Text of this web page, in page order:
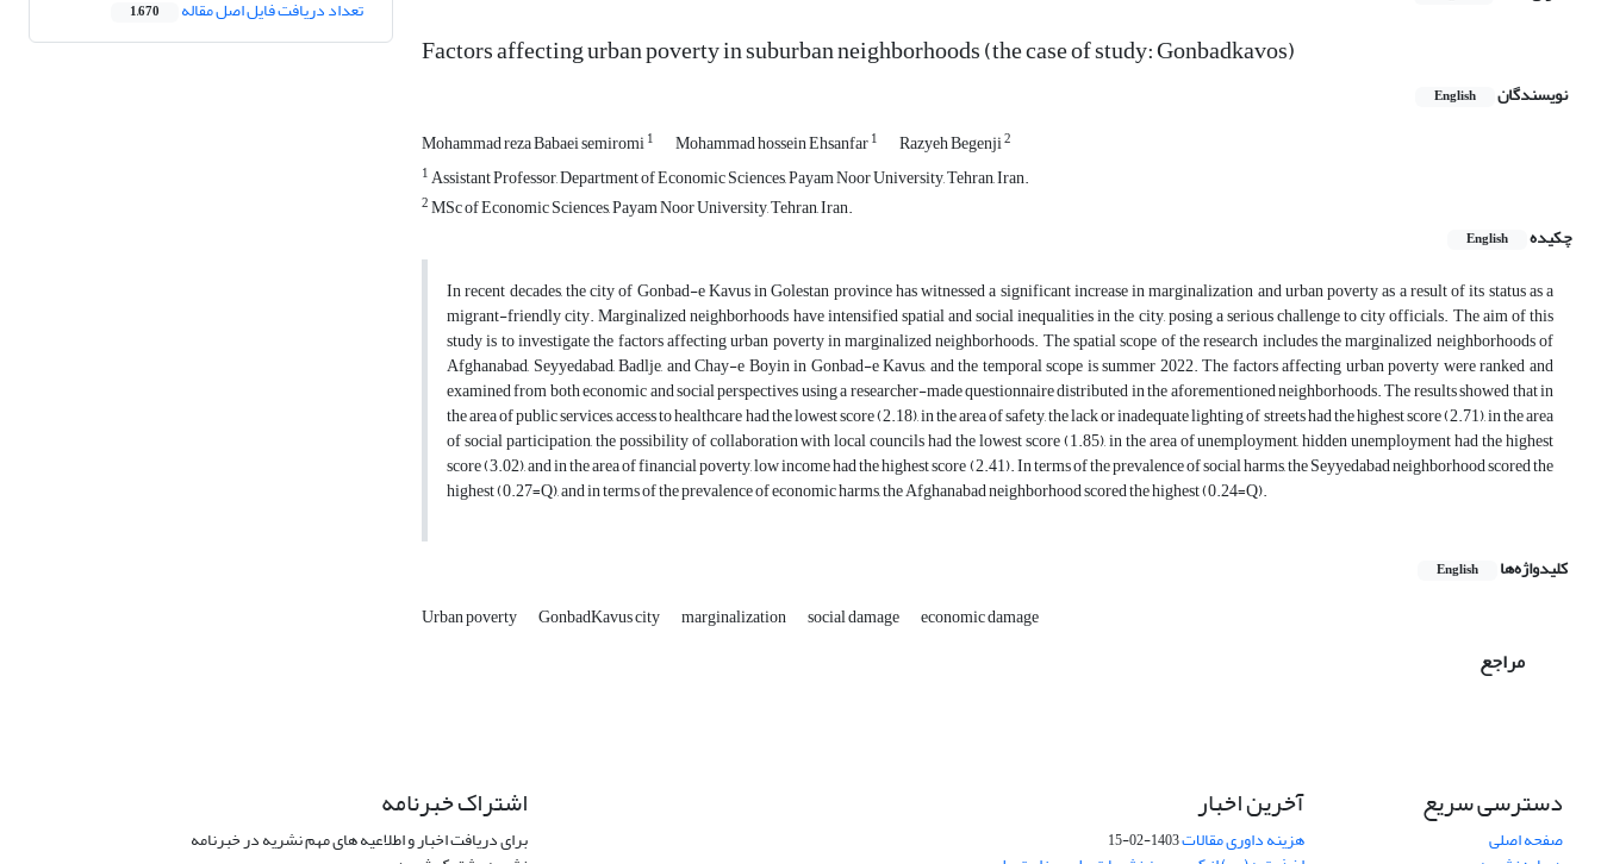
Factors affecting urban poverty in suburban neighborhoods (the case of study: Gonbadkavos)
نویسندگان English
Mohammad reza Babaei semiromi1 Mohammad hossein Ehsanfar1 Razyeh Begenji2
1Assistant Professor, Department of Economic Sciences, Payam Noor University, Tehran, Iran.
2MSc of Economic Sciences, Payam Noor University, Tehran, Iran.
چکیده
English
In recent decades, the city of Gonbad-e Kavus in Golestan province has witnessed a significant increase in marginalization and urban poverty as a result of its status as a
migrant-friendly city. Marginalized neighborhoods have intensified spatial and social inequalities in the city, posing a serious challenge to city officials. The aim of this
study is to investigate the factors affecting urban poverty in marginalized neighborhoods. The spatial scope of the research includes the marginalized neighborhoods of
Afghanabad, Seyyedabad, Badlje, and Chay-e Boyin in Gonbad-e Kavus, and the temporal scope is summer 2022. The factors affecting urban poverty were ranked and
examined from both economic and social perspectives using a researcher-made questionnaire distributed in the aforementioned neighborhoods. The results showed that in
the area of public services, access to healthcare had the lowest score (2.18), in the area of safety, the lack or inadequate lighting of streets had the highest score (2.71), in the area
of social participation, the possibility of collaboration with local councils had the lowest score (1.85), in the area of unemployment, hidden unemployment had the highest
score (3.02), and in the area of financial poverty, low income had the highest score (2.41). In terms of the prevalence of social harms, the Seyyedabad neighborhood scored the
highest (0.27=Q), and in terms of the prevalence of economic harms, the Afghanabad neighborhood scored the highest (0.24=Q).
کلیدواژه‌ها English
Urban poverty GonbadKavus city marginalization social damage economic damage
مراجع
تعداد دریافت فایل اصل مقاله 1,670
دسترسی سریع
صفحه اصلی
آخرین اخبار
هزینه داوری مقالات1403-02-15
اشتراک خبرنامه
برای دریافت اخبار و اطلاعیه های مهم نشریه در خبرنامه